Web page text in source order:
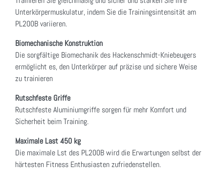
Unterkörpermuskulatur, indem Sie die Trainingsintensität am
PL200B variieren.
Biomechanische Konstruktion
Die sorgfältige Biomechanik des Hackenschmidt-Kniebeugers
ermöglicht es, den Unterkörper auf präzise und sichere Weise
zu trainieren
Rutschfeste Griffe
Rutschfeste Aluminiumgriffe sorgen für mehr Komfort und
Sicherheit beim Training.
Maximale Last 450 kg
Die maximale Lst des PL200B wird die Erwartungen selbst der
härtesten Fitness Enthusiasten zufriedenstellen.